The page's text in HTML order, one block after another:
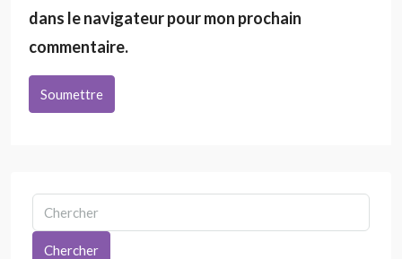
dans le navigateur pour mon prochain
commentaire.
Soumettre
Chercher